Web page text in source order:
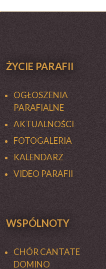
ŻYCIE PARAFII
OGŁOSZENIA
PARAFIALNE
AKTUALNOŚCI
FOTOGALERIA
KALENDARZ
VIDEO PARAFII
WSPÓLNOTY
CHÓR CANTATE
DOMINO